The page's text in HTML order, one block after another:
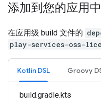
添加到您的应用中
在应用级 build 文件的
play-services-oss-
Kotlin DSL Groovy
build.gradle.kts